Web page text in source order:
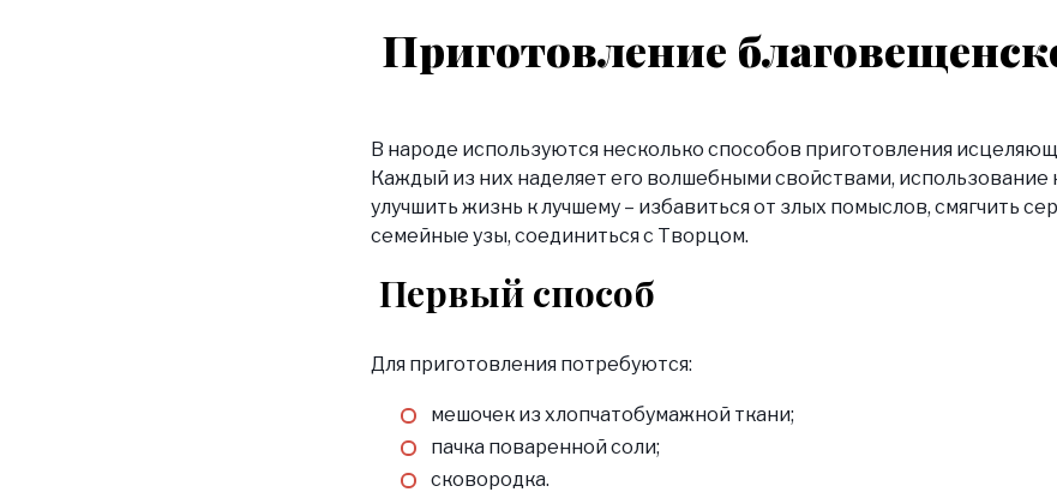
Приготовление
В народе используются несколько способов приготовления
Каждый из них наделяет его волшебными свойствами, использование
улучшить жизнь к лучшему – избавиться от злых помыслов, смягчить
семейные узы, соединиться с Творцом.
Первый способ
Для приготовления потребуются:
мешочек из хлопчатобумажной ткани;
пачка поваренной соли;
сковородка.